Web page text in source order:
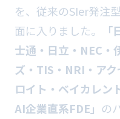
を、従来のSIer発注
面に入りました。
士通・日立・NEC・
ズ・TIS・NRI・ア
ロイト・ベイカレン
AI企業直系FDE」 の